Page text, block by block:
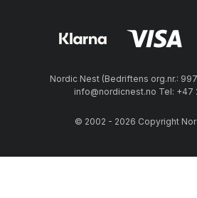
Nordic Nest (Bedriftens org.nr.:
info@nordicnest.no Tel: +47
© 2002 - 2026 Copyright